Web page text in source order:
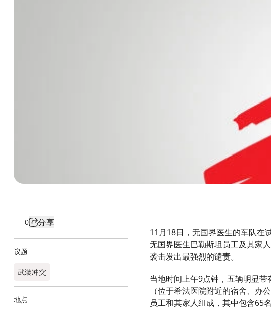
0 分享
议题
武装冲突
地点
11月18日，无国界医生的车队在
无国界医生巴勒斯坦员工及其家
袭击发出最强烈的谴责。
当地时间上午9点钟，五辆明显
（位于希法医院附近的宿舍、办
员工和其家人组成，其中包含65